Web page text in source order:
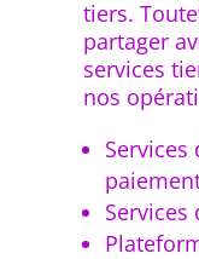
tiers.
partager
services
nos
Services